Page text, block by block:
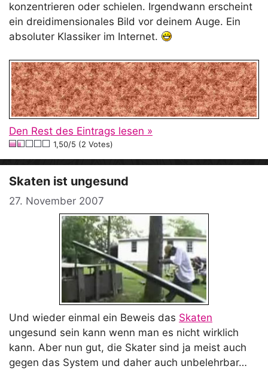
konzentrieren oder schielen. Irgendwann erscheint
ein dreidimensionales Bild vor deinem Auge. Ein
absoluter Klassiker im Internet.
Den Rest des Eintrags lesen »
1,50/5 (2 Votes)
Skaten ist ungesund
27. November 2007
Und wieder einmal ein Beweis das Skaten
ungesund sein kann wenn man es nicht wirklich
kann. Aber nun gut, die Skater sind ja meist auch
gegen das System und daher auch unbelehrbar…